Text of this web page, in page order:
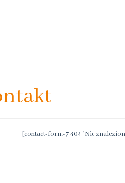
[contact-form-7 404 "Nie